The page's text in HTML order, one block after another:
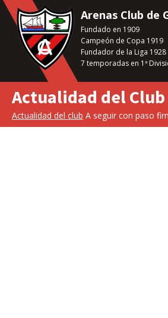
Saltar
contenido
principal
Arenas Club de
Fundado en 1909
Campeón de Copa 1919
Fundador de la Liga 1928
7 temporadas en 1ª
Actualidad del Club
Actualidad del club A seguir con paso